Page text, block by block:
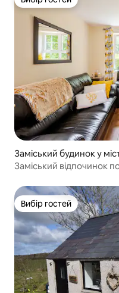
Вибір гостей
Заміський будинок у
Заміський відпочинок
Вибір гостей
Вибір гостей